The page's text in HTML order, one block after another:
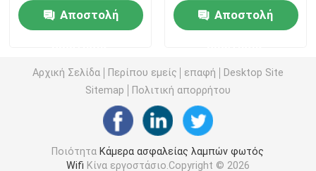
Ηλιακή κάμερα Wifi
Ασύρματη κάμερα IP
Έξυπνη ασύρματη κάμερα Wifi
Κάμερα PTZ υπαίθρια
Αποστολή
Αποστολή
Αρχική Σελίδα Περίπου εμείς επαφή
Desktop Site
Sitemap
Πολιτική απορρήτου
Ποιότητα Κάμερα ασφαλείας λαμπών φωτός
Wifi Κίνα εργοστάσιο.Copyright © 2026